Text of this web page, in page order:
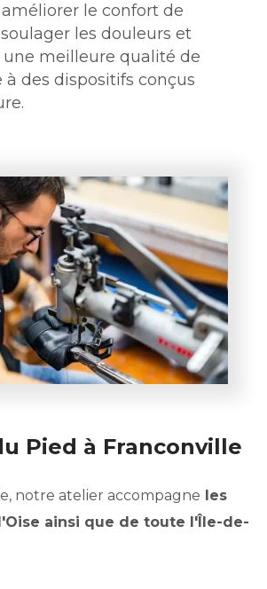
le confort de
les douleurs et
une meilleure qualité de
à des dispositifs conçus
Pied à Franconville
notre atelier accompagne les
ainsi que de toute l'Île-de-